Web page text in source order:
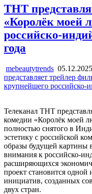
ТНТ
«Королёк моей
российско-
года
mebeautytrends 05.12.2025
представляет трейлер
крупнейшего российско-
Телеканал ТНТ
комедии «Королёк моей
полностью снятого в
эстетику с российской
образы будущей картины
внимания к российско-
расширяющихся
проект становится одной
инициатив, созданных
двух стран.